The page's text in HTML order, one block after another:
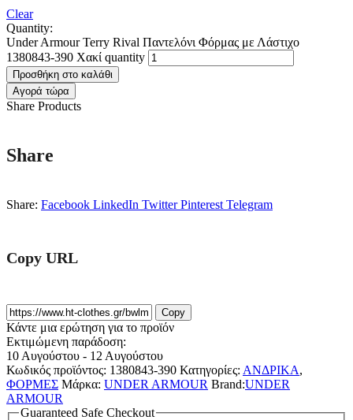
Clear
Quantity:
Under Armour Terry Rival Παντελόνι Φόρμας με Λάστιχο
1380843-390 Χακί quantity
Προσθήκη στο καλάθι
Αγορά τώρα
Share Products
Share
Share: Facebook LinkedIn Twitter Pinterest Telegram
Copy URL
Copy
Κάντε μια ερώτηση για το προϊόν
Εκτιμώμενη παράδοση:
10 Αυγούστου - 12 Αυγούστου
Κωδικός προϊόντος: 1380843-390 Κατηγορίες: ΑΝΔΡΙΚΑ,
ΦΟΡΜΕΣ Μάρκα: UNDER ARMOUR Brand:UNDER
ARMOUR
Guaranteed Safe Checkout